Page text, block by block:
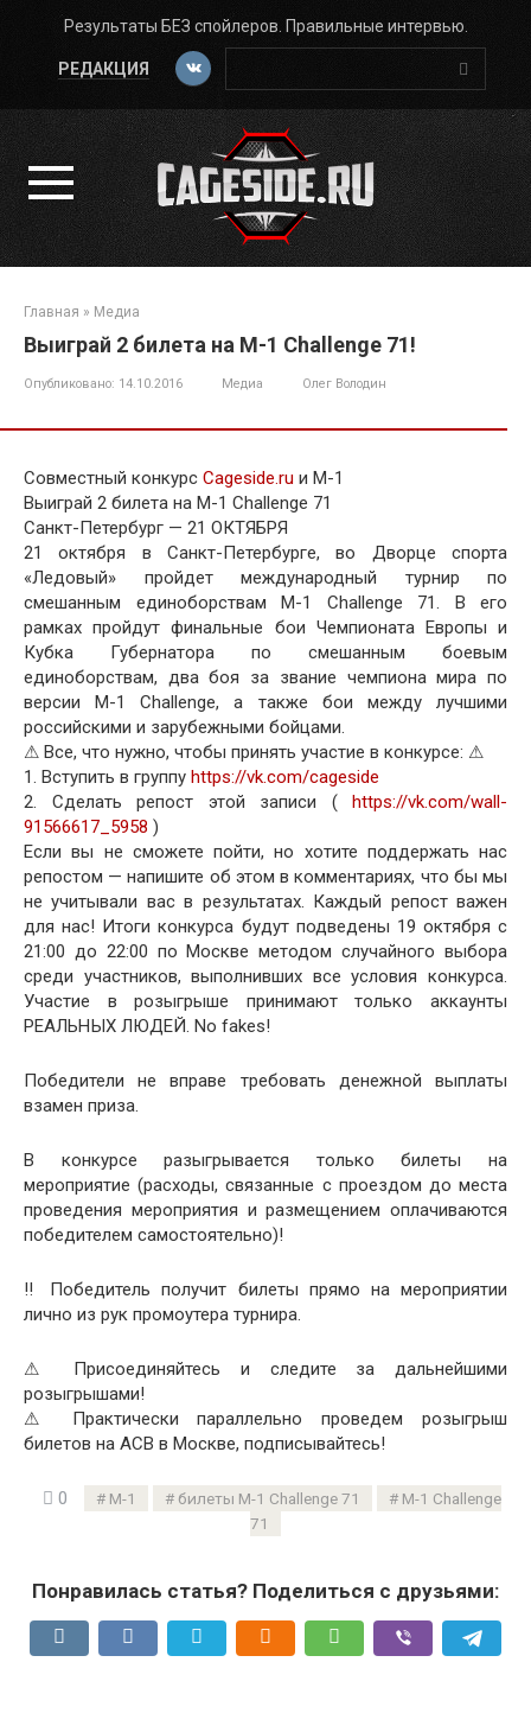
Перейти
контенту
Результаты БЕЗ спойлеров. Правильные интервью.
РЕДАКЦИЯ
Поиск:
Главная » Медиа
Выиграй 2 билета на M-1 Challenge 71!
Опубликовано: 14.10.2016 Медиа Олег Володин
Совместный конкурс Cageside.ru и M-1
Выиграй 2 билета на M-1 Challenge 71
Санкт-Петербург — 21 ОКТЯБРЯ
21 октября в Санкт-Петербурге, во Дворце спорта
«Ледовый» пройдет международный турнир по
смешанным единоборствам M-1 Challenge 71. В его
рамках пройдут финальные бои Чемпионата Европы и
Кубка Губернатора по смешанным боевым
единоборствам, два боя за звание чемпиона мира по
версии M-1 Challenge, а также бои между лучшими
российскими и зарубежными бойцами.
⚠ Все, что нужно, чтобы принять участие в конкурсе: ⚠
1. Вступить в группу https://vk.com/cageside
2. Сделать репост этой записи ( https://vk.com/wall-
91566617_5958 )
Если вы не сможете пойти, но хотите поддержать нас
репостом — напишите об этом в комментариях, что бы мы
не учитывали вас в результатах. Каждый репост важен
для нас! Итоги конкурса будут подведены 19 октября с
21:00 до 22:00 по Москве методом случайного выбора
среди участников, выполнивших все условия конкурса.
Участие в розыгрыше принимают только аккаунты
РЕАЛЬНЫХ ЛЮДЕЙ. No fakes!
Победители не вправе требовать денежной выплаты
взамен приза.
В конкурсе разыгрывается только билеты на
мероприятие (расходы, связанные с проездом до места
проведения мероприятия и размещением оплачиваются
победителем самостоятельно)!
‼ Победитель получит билеты прямо на мероприятии
лично из рук промоутера турнира.
⚠ Присоединяйтесь и следите за дальнейшими
розыгрышами!
⚠ Практически параллельно проведем розыгрыш
билетов на ACB в Москве, подписывайтесь!
0 M-1 билеты M-1 Challenge 71
М-1 Challenge
71
Понравилась статья? Поделиться с друзьями: